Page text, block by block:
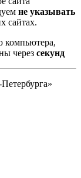
не указывать
сайтах.
компьютера,
через секунд